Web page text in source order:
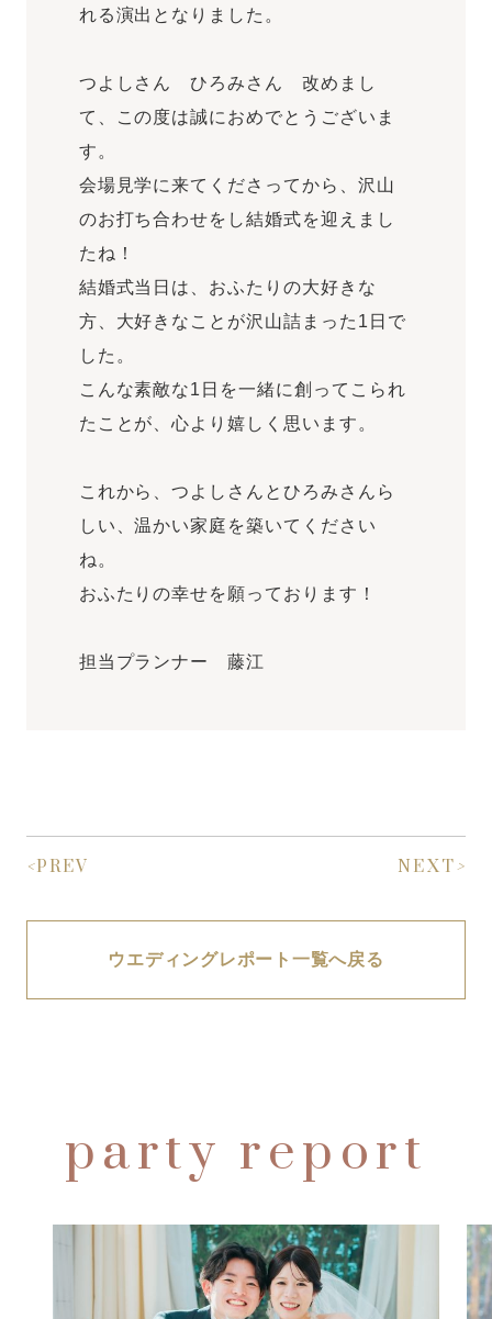
れる演出となりました。
つよしさん ひろみさん 改めまし
て、この度は誠におめでとうございま
す。
会場見学に来てくださってから、沢山
のお打ち合わせをし結婚式を迎えまし
たね！
結婚式当日は、おふたりの大好きな
方、大好きなことが沢山詰まった1日で
した。
こんな素敵な1日を一緒に創ってこられ
たことが、心より嬉しく思います。
これから、つよしさんとひろみさんら
しい、温かい家庭を築いてください
ね。
おふたりの幸せを願っております！
担当プランナー 藤江
<PREV NEXT>
ウエディングレポート一覧へ戻る
party report